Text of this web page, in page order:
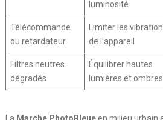
luminosité
Télécommande
ou retardateur
Limiter les
de l’appareil
Filtres neutres
dégradés
Équilibrer hautes
lumières et ombres
La Marche PhotoBleueen milieu urbain